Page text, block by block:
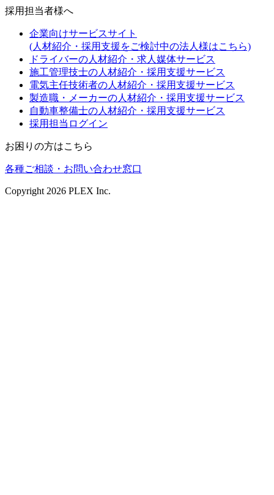
採用担当者様へ
企業向けサービスサイト
(人材紹介・採用支援をご検討中の法人様はこちら)
ドライバーの人材紹介・求人媒体サービス
施工管理技士の人材紹介・採用支援サービス
電気主任技術者の人材紹介・採用支援サービス
製造職・メーカーの人材紹介・採用支援サービス
自動車整備士の人材紹介・採用支援サービス
採用担当ログイン
お困りの方はこちら
各種ご相談・お問い合わせ窓口
Copyright 2026 PLEX Inc.